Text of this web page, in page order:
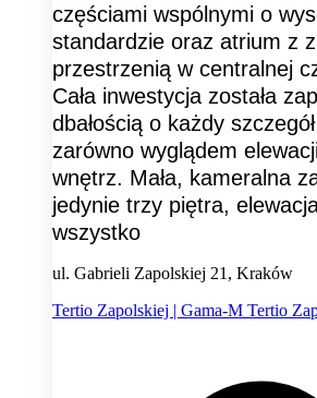
częściami wspólnymi o
standardzie oraz atrium z
przestrzenią w centralnej
Cała inwestycja została
dbałością o każdy
zarówno wyglądem
wnętrz. Mała, kameralna
jedynie trzy piętra,
wszystko
ul. Gabrieli Zapolskiej 21, Kraków
Tertio Zapolskiej | Gama-M Tertio